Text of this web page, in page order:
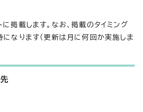
に掲載します。なお、掲載のタイミング
になります（更新は月に何回か実施しま